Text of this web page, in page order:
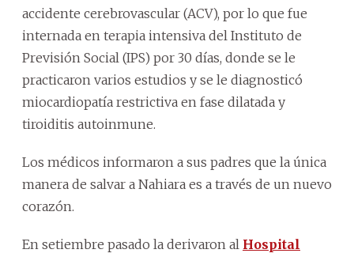
accidente cerebrovascular (ACV), por lo que fue
internada en terapia intensiva del Instituto de
Previsión Social (IPS) por 30 días, donde se le
practicaron varios estudios y se le diagnosticó
miocardiopatía restrictiva en fase dilatada y
tiroiditis autoinmune.
Los médicos informaron a sus padres que la única
manera de salvar a Nahiara es a través de un nuevo
corazón.
En setiembre pasado la derivaron al Hospital